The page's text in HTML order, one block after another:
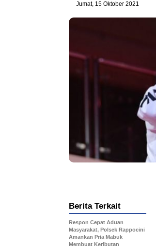
Jumat, 15 Oktober 2021
Berita Terkait
Respon Cepat Aduan
Masyarakat, Polsek Rappocini
Amankan Pria Mabuk
Membuat Keributan